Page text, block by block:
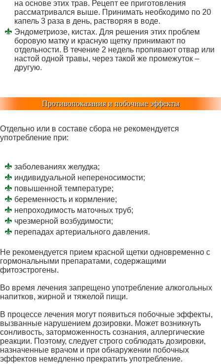
на основе этих трав. Рецепт ее приготовления
рассматривался выше. Принимать необходимо по 20
капель 3 раза в день, растворяя в воде.
Эндометриозе, кистах. Для решения этих проблем
боровую матку и красную щетку принимают по
отдельности. В течение 2 недель пропивают отвар или
настой одной травы, через такой же промежуток –
другую.
Противопоказания и побочные эффекты
Отдельно или в составе сбора не рекомендуется
употребление при:
заболеваниях желудка;
индивидуальной непереносимости;
повышенной температуре;
беременность и кормление;
непроходимость маточных труб;
чрезмерной возбудимости;
перепадах артериального давления.
Не рекомендуется прием красной щетки одновременно с
гормональными препаратами, содержащими
фитоэстрогены.
Во время лечения запрещено употребление алкогольных
напитков, жирной и тяжелой пищи.
В процессе лечения могут появиться побочные эффекты,
вызванные нарушением дозировки. Может возникнуть
сонливость, заторможенность сознания, аллергические
реакции. Поэтому, следует строго соблюдать дозировки,
назначенные врачом и при обнаружении побочных
эффектов немедленно прекратить употребление.